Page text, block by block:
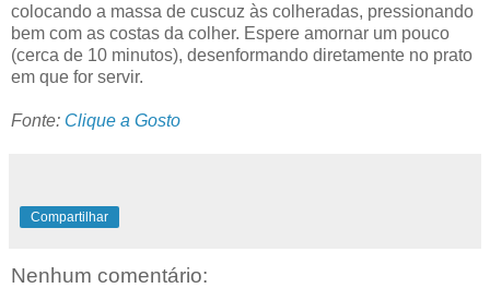
colocando a massa de cuscuz às colheradas, pressionando
bem com as costas da colher. Espere amornar um pouco
(cerca de 10 minutos), desenformando diretamente no prato
em que for servir.
Fonte: Clique a Gosto
Compartilhar
Nenhum comentário: